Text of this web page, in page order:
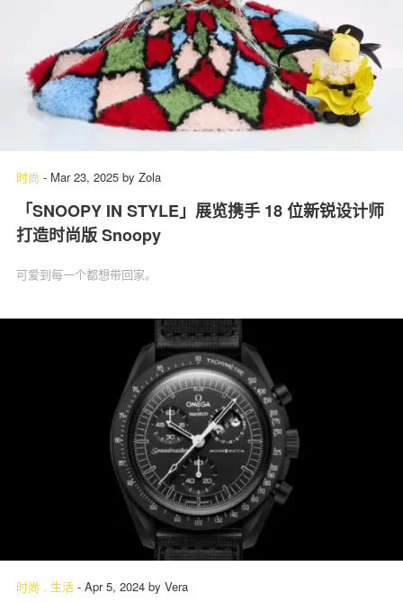
时尚 - Mar 23, 2025 by Zola
「SNOOPY IN STYLE」展览携手 18 位新锐设计师
打造时尚版 Snoopy
可爱到每一个都想带回家。
时尚 . 生活 - Apr 5, 2024 by Vera